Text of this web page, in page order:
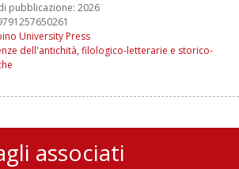
pubblicazione: 2026
University Press
dell'antichità, filologico-letterarie e storico-
associati